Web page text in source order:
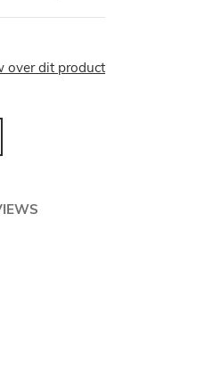
over dit product